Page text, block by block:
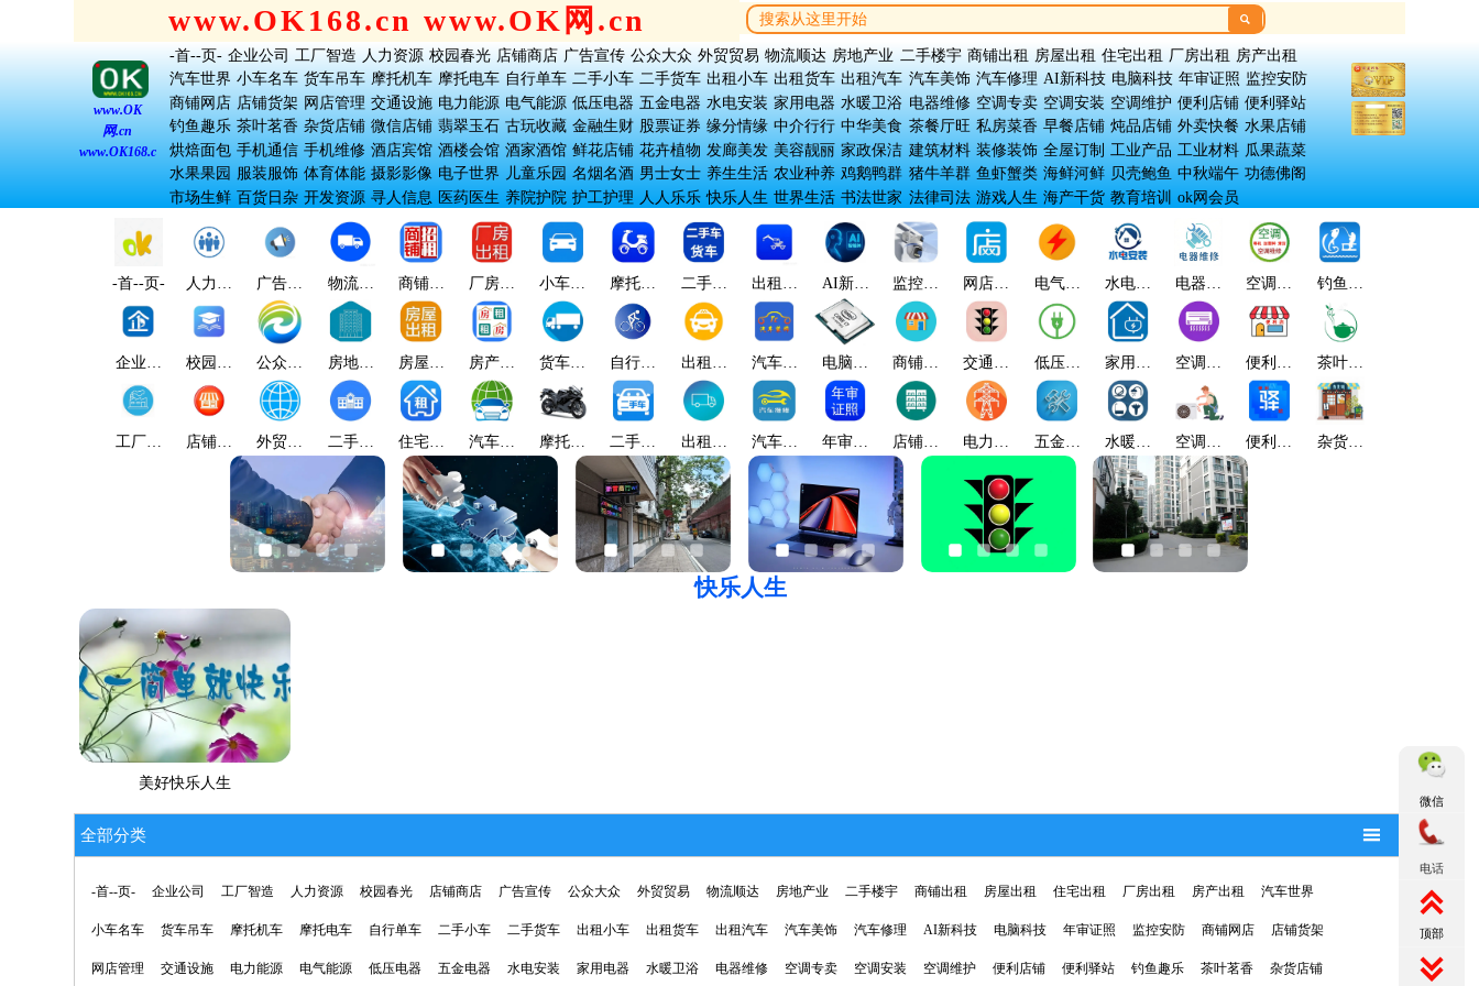
www.OK168.cn www.OK网.cn 
www.OK
网.cn
www.OK168.cn
-首--页- 企业公司 工厂智造 人力资源 校园春光 店铺商店 广告宣传 公众大众 外贸贸易 物流顺达 房地产业 二手楼宇 商铺出租 房屋出租 住宅出租 厂房出租 房产出租
汽车世界 小车名车 货车吊车 摩托机车 摩托电车 自行单车 二手小车 二手货车 出租小车 出租货车 出租汽车 汽车美饰 汽车修理 AI新科技 电脑科技 年审证照 监控安防
商铺网店 店铺货架 网店管理 交通设施 电力能源 电气能源 低压电器 五金电器 水电安装 家用电器 水暖卫浴 电器维修 空调专卖 空调安装 空调维护 便利店铺 便利驿站
钓鱼趣乐 茶叶茗香 杂货店铺 微信店铺 翡翠玉石 古玩收藏 金融生财 股票证券 缘分情缘 中介行行 中华美食 茶餐厅旺 私房菜香 早餐店铺 炖品店铺 外卖快餐 水果店铺
烘焙面包 手机通信 手机维修 酒店宾馆 酒楼会馆 酒家酒馆 鲜花店铺 花卉植物 发廊美发 美容靓丽 家政保洁 建筑材料 装修装饰 全屋订制 工业产品 工业材料 瓜果蔬菜
水果果园 服装服饰 体育体能 摄影影像 电子世界 儿童乐园 名烟名酒 男士女士 养生生活 农业种养 鸡鹅鸭群 猪牛羊群 鱼虾蟹类 海鲜河鲜 贝壳鲍鱼 中秋端午 功德佛阁
市场生鲜 百货日杂 开发资源 寻人信息 医药医生 养院护院 护工护理 人人乐乐 快乐人生 世界生活 书法世家 法律司法 游戏人生 海产干货 教育培训 ok网会员
-首--页-
企业公
司
工厂智
人力资
源
校园春
光
店铺商
广告宣
传
公众大
众
外贸贸
易
物流顺
达
房地产
业
二手楼
宇
商铺出
租
房屋出
租
住宅出
租
厂房出
租
房产出
租
汽车世
界
小车名
车
货车吊
车
摩托机
车
摩托电
车
自行单
车
二手小
车
二手货
车
出租小
车
出租货
车
出租汽
车
汽车美
饰
汽车修
理
AI新科
技
电脑科
技
年审证
照
监控安
防
商铺网
店
店铺货
架
网店管
理
交通设
施
电力能
源
电气能
源
低压电
器
五金电
器
水电安
装
家用电
器
水暖卫
浴
电器维
修
空调专
卖
空调安
装
空调维
护
便利店
铺
便利驿
钓鱼趣
茶叶茗
香
杂货店
快乐人生
美好快乐人生
全部分类 
-首--页- 企业公司 工厂智造 人力资源 校园春光 店铺商店 广告宣传 公众大众 外贸贸易 物流顺达 房地产业 二手楼宇 商铺出租 房屋出租 住宅出租 厂房出租 房产出租 汽车世界
小车名车 货车吊车 摩托机车 摩托电车 自行单车 二手小车 二手货车 出租小车 出租货车 出租汽车 汽车美饰 汽车修理 AI新科技 电脑科技 年审证照 监控安防 商铺网店 店铺货架
网店管理 交通设施 电力能源 电气能源 低压电器 五金电器 水电安装 家用电器 水暖卫浴 电器维修 空调专卖 空调安装 空调维护 便利店铺 便利驿站 钓鱼趣乐 茶叶茗香 杂货店铺
微信
电话

顶部
